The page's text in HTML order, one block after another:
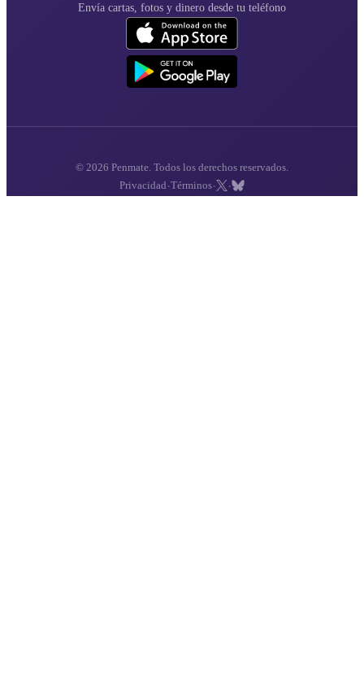
Envía cartas, fotos y dinero desde tu teléfono
© 2026 Penmate. Todos los derechos reservados.
Privacidad ·Términos· ·